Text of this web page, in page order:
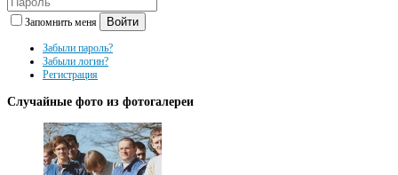
Запомнить меня Войти
Забыли пароль?
Забыли логин?
Регистрация
Случайные фото из фотогалереи